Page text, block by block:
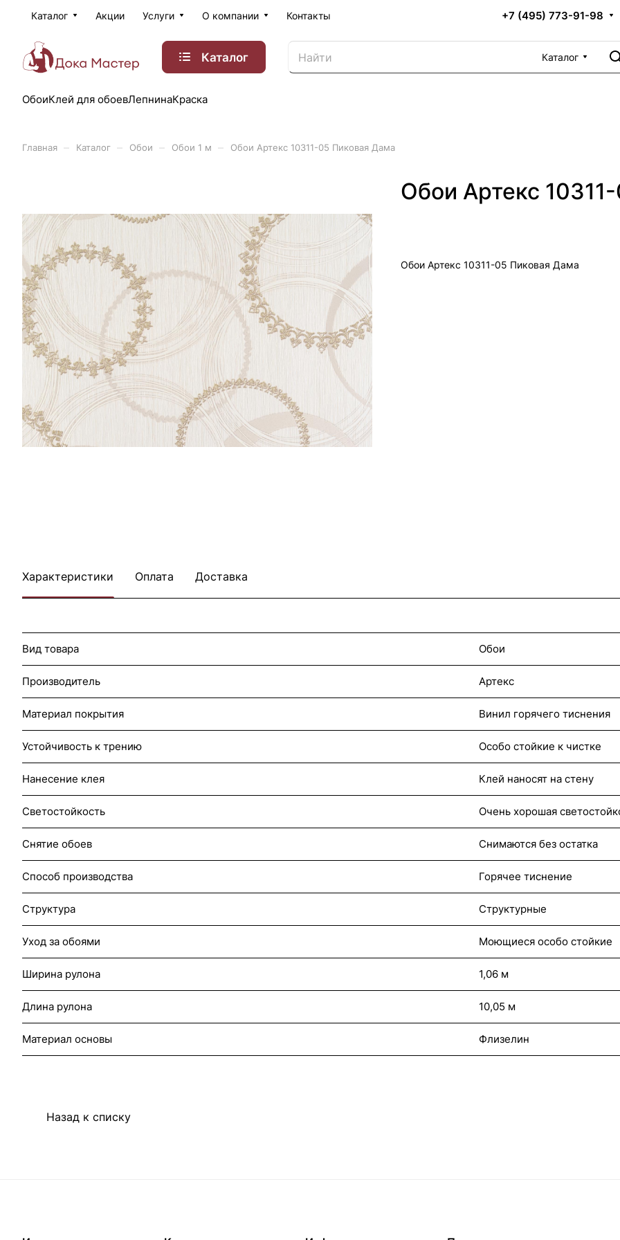
Каталог Акции Услуги О компании Контакты +7 (495) 773-91-98
Каталог Каталог
ОбоиКлей для обоевЛепнинаКраска
Главная Каталог Обои Обои 1 м Обои Артекс 10311-05 Пиковая Дама
Обои Артекс
Обои Артекс 10311-05 Пиковая Дама
Характеристики Оплата Доставка
Вид товара Обои
Производитель Артекс
Материал покрытия Винил горячего тиснения
Устойчивость к трению Особо стойкие к чистке
Нанесение клея Клей наносят на стену
Светостойкость Очень хорошая
Снятие обоев Снимаются без остатка
Способ производства Горячее тиснение
Структура Структурные
Уход за обоями Моющиеся особо стойкие
Ширина рулона 1,06 м
Длина рулона 10,05 м
Материал основы Флизелин
Назад к списку